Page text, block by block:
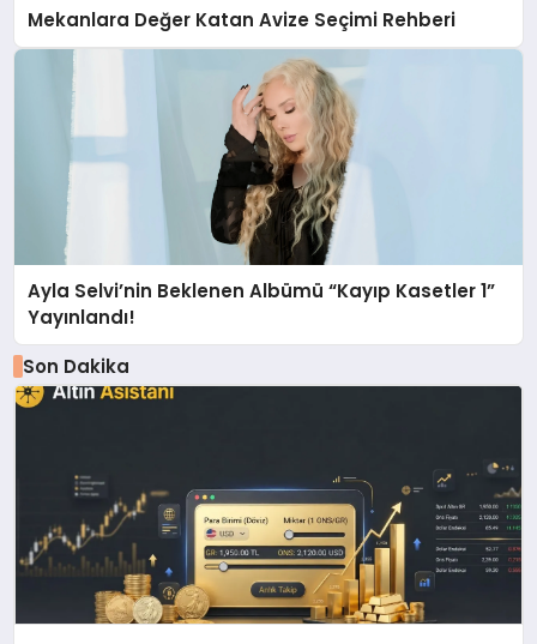
Mekanlara Değer Katan Avize Seçimi Rehberi
Ayla Selvi’nin Beklenen Albümü “Kayıp Kasetler 1”
Yayınlandı!
Son Dakika